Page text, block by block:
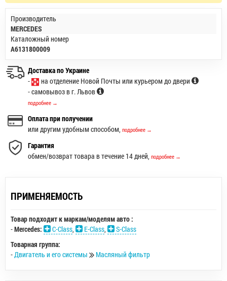
Производитель
MERCEDES
Каталожный номер
A6131800009
Доставка по Украине
-
на отделение Новой Почты или курьером до двери
- самовывоз в г. Львов
подробнее →
Оплата при получении
или другим удобным способом, подробнее →
Гарантия
обмен/возврат товара в течение 14 дней, подробнее →
ПРИМЕНЯЕМОСТЬ
Товар подходит к маркам/моделям авто :
-Mercedes: C-Class, E-Class,
S-Class
Товарная группа:
-Двигатель и его системы Масляный фильтр